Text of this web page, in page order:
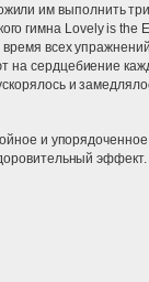
им выполнить
гимна Lovely is the
время всех
сердцебиение
и
и
эффект.